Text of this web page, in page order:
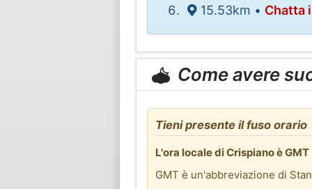
15.53km • Chatta
Come avere
Tieni presente il fuso orario
L'ora locale di Crispiano è
GMT è un'abbreviazione di